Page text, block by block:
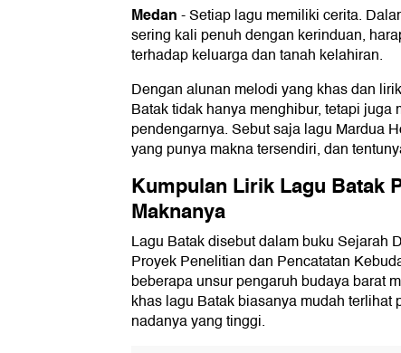
1. Boru Panggoaran
Terjemahannya dalam Bahasa
2. Pulut Roham
Terjemahan Lirik dalam bahasa
3. Mardua Holong
Terjemahan Lirik dalam Bahasa
4. Has
Terjemahan Lirik dalam bahasa
5. Butet
Medan-Setiap lagu memiliki cerita.
sering kali penuh dengan kerinduan,
terhadap keluarga dan tanah kelahiran.
Dengan alunan melodi yang khas dan
Batak tidak hanya menghibur, tetapi juga
pendengarnya. Sebut saja lagu Mardua
yang punya makna tersendiri, dan
Kumpulan Lirik Lagu Batak
Maknanya
Lagu Batak disebut dalam buku Sejarah
Proyek Penelitian dan Pencatatan
beberapa unsur pengaruh budaya barat
khas lagu Batak biasanya mudah terlihat
nadanya yang tinggi.